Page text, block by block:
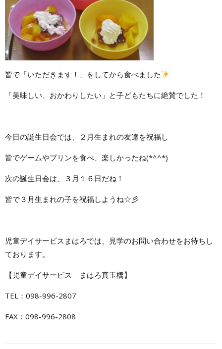
皆で「いただきます！」をしてから食べました
「美味しい、おかわりしたい」と子どもたちに絶賛でした！
今日の誕生日会では、２月生まれの友達を祝福し
皆でゲームやプリンを食べ、楽しかったね(*^^*)
次の誕生日会は、３月１６日だね！
皆で３月生まれの子を祝福しようね☆彡
児童デイサービスまはろでは、見学のお問い合わせをお待ちし
ております。
【児童デイサービス まはろ真玉橋】
TEL：098-996-2807
FAX：098-996-2808